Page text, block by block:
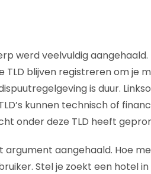
werd veelvuldig aangehaald.
TLD blijven registreren om je
is duur.
kunnen technisch of
onder deze TLD heeft
aangehaald. Hoe
Stel je zoekt een hotel